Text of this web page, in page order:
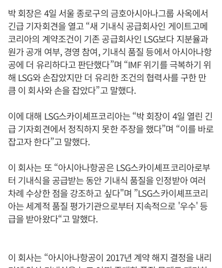
박 회장은 4일 서울 종로구의 금호아시아나그룹 사옥에서
긴급 기자회견을 열고 “새 기내식 공급회사인 게이트고메
코리아의 계약조건이 기존 공급회사인 LSG보다 지분율과
원가 공개 여부, 경영 참여, 기내식 품질 등에서 아시아나항
공에 더 유리하다고 판단했다”며 “IMF 위기를 극복하기 위
해 LSG와 손잡았지만 더 유리한 조건의 협력사를 구한 만
큼 이 회사와 손을 잡았다”고 말했다.
이에 대해 LSG스카이셰프코리아는 “박 회장이 4일 열린 긴
급 기자회견에서 정직하지 못한 주장을 했다”며 “이를 바로
잡고자 한다”고 말했다.
이 회사는 또 “아시아나항공은 LSG스카이셰프코리아로부
터 기내식을 공급받는 동안 기내식 품질을 인정받아 여러
차례 수상한 점을 강조하고 싶다"며 ”LSG스카이셰프코리
아는 세계적 품질 평가기관으로부터 지속적으로 '우수' 등
급을 받아왔다“고 말했다.
이 회사는 “아시아나항공이 2017년 계약 해지 결정을 내리